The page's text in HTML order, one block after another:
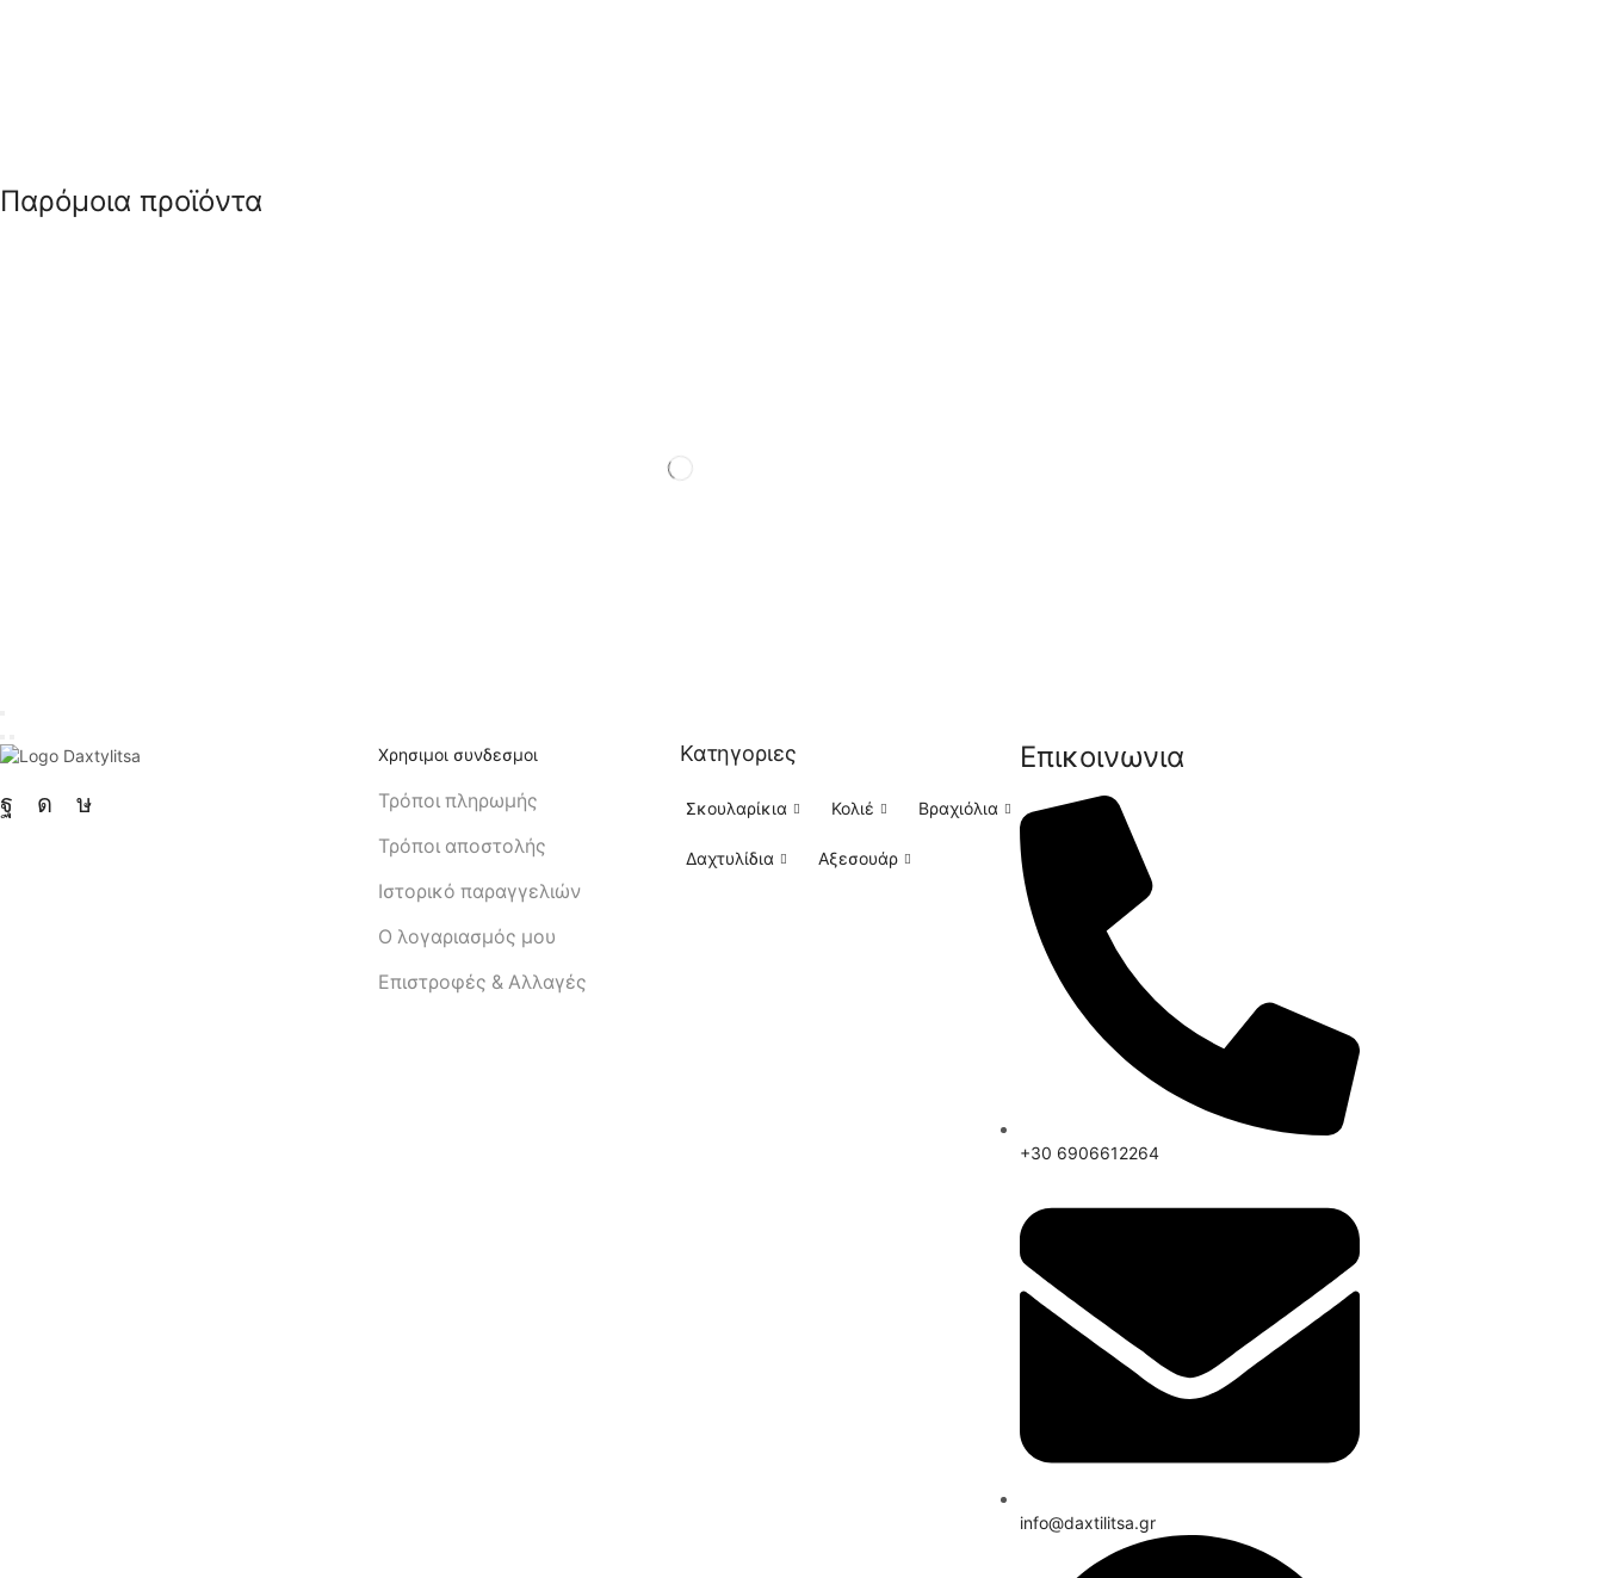
Παρόμοια προϊόντα
Χρησιμοι συνδεσμοι
Τρόποι πληρωμής
Τρόποι αποστολής
Ιστορικό παραγγελιών
Ο λογαριασμός μου
Eπιστροφές & Αλλαγές
Κατηγοριες
Σκουλαρίκια Κολιέ Βραχιόλια
Δαχτυλίδια Αξεσουάρ
Επικοινωνια
+30 6906612264
info@daxtilitsa.gr